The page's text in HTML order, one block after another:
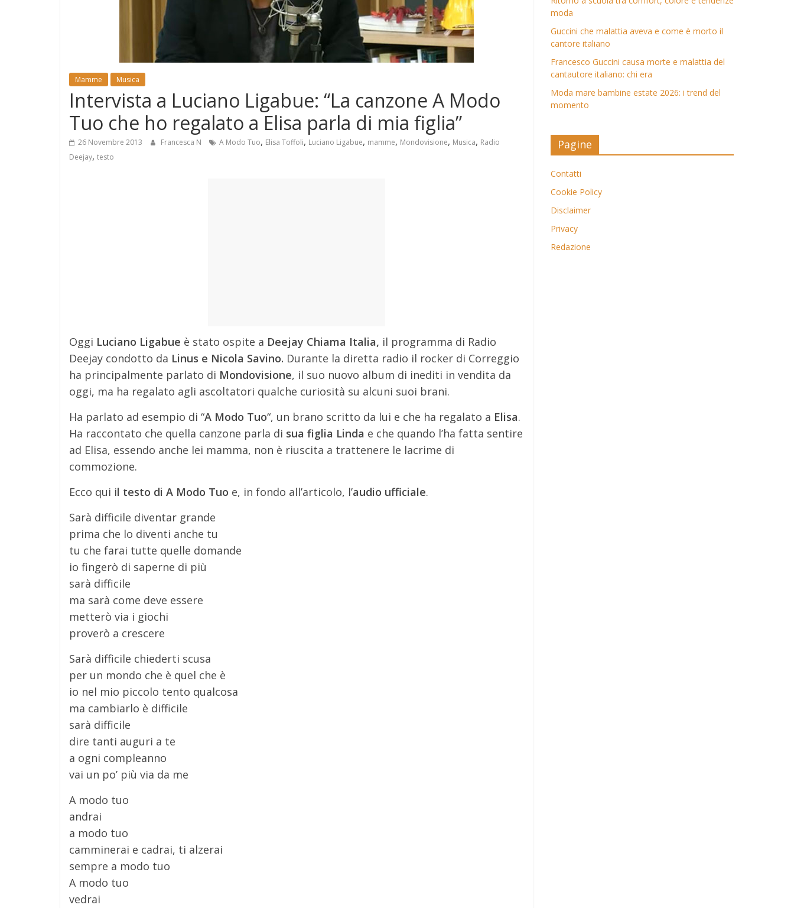
Mamme Musica
Intervista a Luciano Ligabue: “La canzone A Modo
Tuo che ho regalato a Elisa parla di mia figlia”
26 Novembre 2013 Francesca N A Modo Tuo, Elisa Toffoli, Luciano Ligabue, mamme, Mondovisione, Musica, Radio
Deejay, testo
Oggi Luciano Ligabue è stato ospite a Deejay Chiama Italia, il programma di Radio
Deejay condotto da Linus e Nicola Savino. Durante la diretta radio il rocker di Correggio
ha principalmente parlato di Mondovisione, il suo nuovo album di inediti in vendita da
oggi, ma ha regalato agli ascoltatori qualche curiosità su alcuni suoi brani.
Ha parlato ad esempio di “A Modo Tuo“, un brano scritto da lui e che ha regalato a Elisa.
Ha raccontato che quella canzone parla di sua figlia Linda e che quando l’ha fatta sentire
ad Elisa, essendo anche lei mamma, non è riuscita a trattenere le lacrime di
commozione.
Ecco qui il testo di A Modo Tuo e, in fondo all’articolo, l’audio ufficiale.
Sarà difficile diventar grande
prima che lo diventi anche tu
tu che farai tutte quelle domande
io fingerò di saperne di più
sarà difficile
ma sarà come deve essere
metterò via i giochi
proverò a crescere
Sarà difficile chiederti scusa
per un mondo che è quel che è
io nel mio piccolo tento qualcosa
ma cambiarlo è difficile
sarà difficile
dire tanti auguri a te
a ogni compleanno
vai un po’ più via da me
A modo tuo
andrai
a modo tuo
camminerai e cadrai, ti alzerai
sempre a modo tuo
A modo tuo
vedrai
moda
Guccini che malattia aveva e come è morto il
cantore italiano
Francesco Guccini causa morte e malattia del
cantautore italiano: chi era
Moda mare bambine estate 2026: i trend del
momento
Pagine
Contatti
Cookie Policy
Disclaimer
Privacy
Redazione